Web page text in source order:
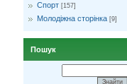
Спорт [157]
Молодіжна сторінка [9]
Пошук